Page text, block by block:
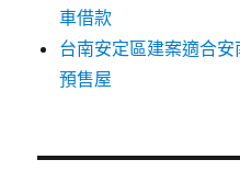
車借款
台南安定區建案適合
預售屋